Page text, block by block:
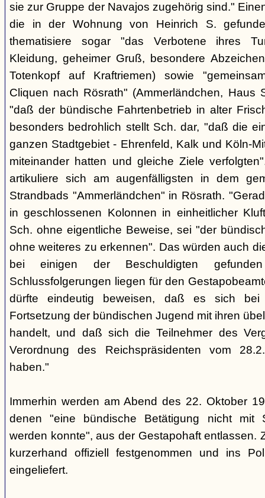
sie zur Gruppe der Navajos zugehörig sind."
die in der Wohnung von Heinrich S.
thematisiere sogar "das Verbotene ihres
Kleidung, geheimer Gruß, besondere
Totenkopf auf Kraftriemen) sowie
Cliquen nach Rösrath" (Ammerländchen, Haus
"daß der bündische Fahrtenbetrieb in alter
besonders bedrohlich stellt Sch. dar, "daß die
ganzen Stadtgebiet - Ehrenfeld, Kalk und Köln-
miteinander hatten und gleiche Ziele
artikuliere sich am augenfälligsten in dem
Strandbads "Ammerländchen" in Rösrath.
in geschlossenen Kolonnen in einheitlicher
Sch. ohne eigentliche Beweise, sei "der
ohne weiteres zu erkennen". Das würden auch
bei einigen der Beschuldigten
Schlussfolgerungen liegen für den
dürfte eindeutig beweisen, daß es sich
Fortsetzung der bündischen Jugend mit ihren
handelt, und daß sich die Teilnehmer des
Verordnung des Reichspräsidenten vom
haben."
Immerhin werden am Abend des 22. Oktober
denen "eine bündische Betätigung nicht mit
werden konnte", aus der Gestapohaft entlassen.
kurzerhand offiziell festgenommen und ins
eingeliefert.